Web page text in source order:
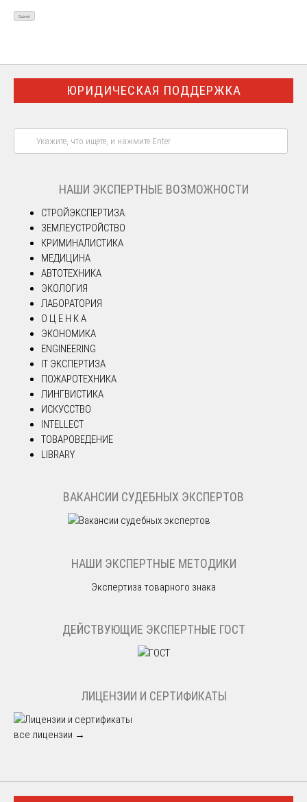
ЮРИДИЧЕСКАЯ ПОДДЕРЖКА
НАШИ ЭКСПЕРТНЫЕ ВОЗМОЖНОСТИ
СТРОЙЭКСПЕРТИЗА
ЗЕМЛЕУСТРОЙСТВО
КРИМИНАЛИСТИКА
МЕДИЦИНА
АВТОТЕХНИКА
ЭКОЛОГИЯ
ЛАБОРАТОРИЯ
О Ц Е Н К А
ЭКОНОМИКА
ENGINEERING
IT ЭКСПЕРТИЗА
ПОЖАРОТЕХНИКА
ЛИНГВИСТИКА
ИСКУССТВО
INTELLECT
ТОВАРОВЕДЕНИЕ
LIBRARY
ВАКАНСИИ СУДЕБНЫХ ЭКСПЕРТОВ
НАШИ ЭКСПЕРТНЫЕ МЕТОДИКИ
Экспертиза товарного знака
ДЕЙСТВУЮЩИЕ ЭКСПЕРТНЫЕ ГОСТ
ЛИЦЕНЗИИ И СЕРТИФИКАТЫ
все лицензии →